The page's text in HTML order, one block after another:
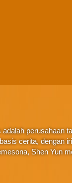
adalah perusahaan
cerita, dengan
Shen Yun